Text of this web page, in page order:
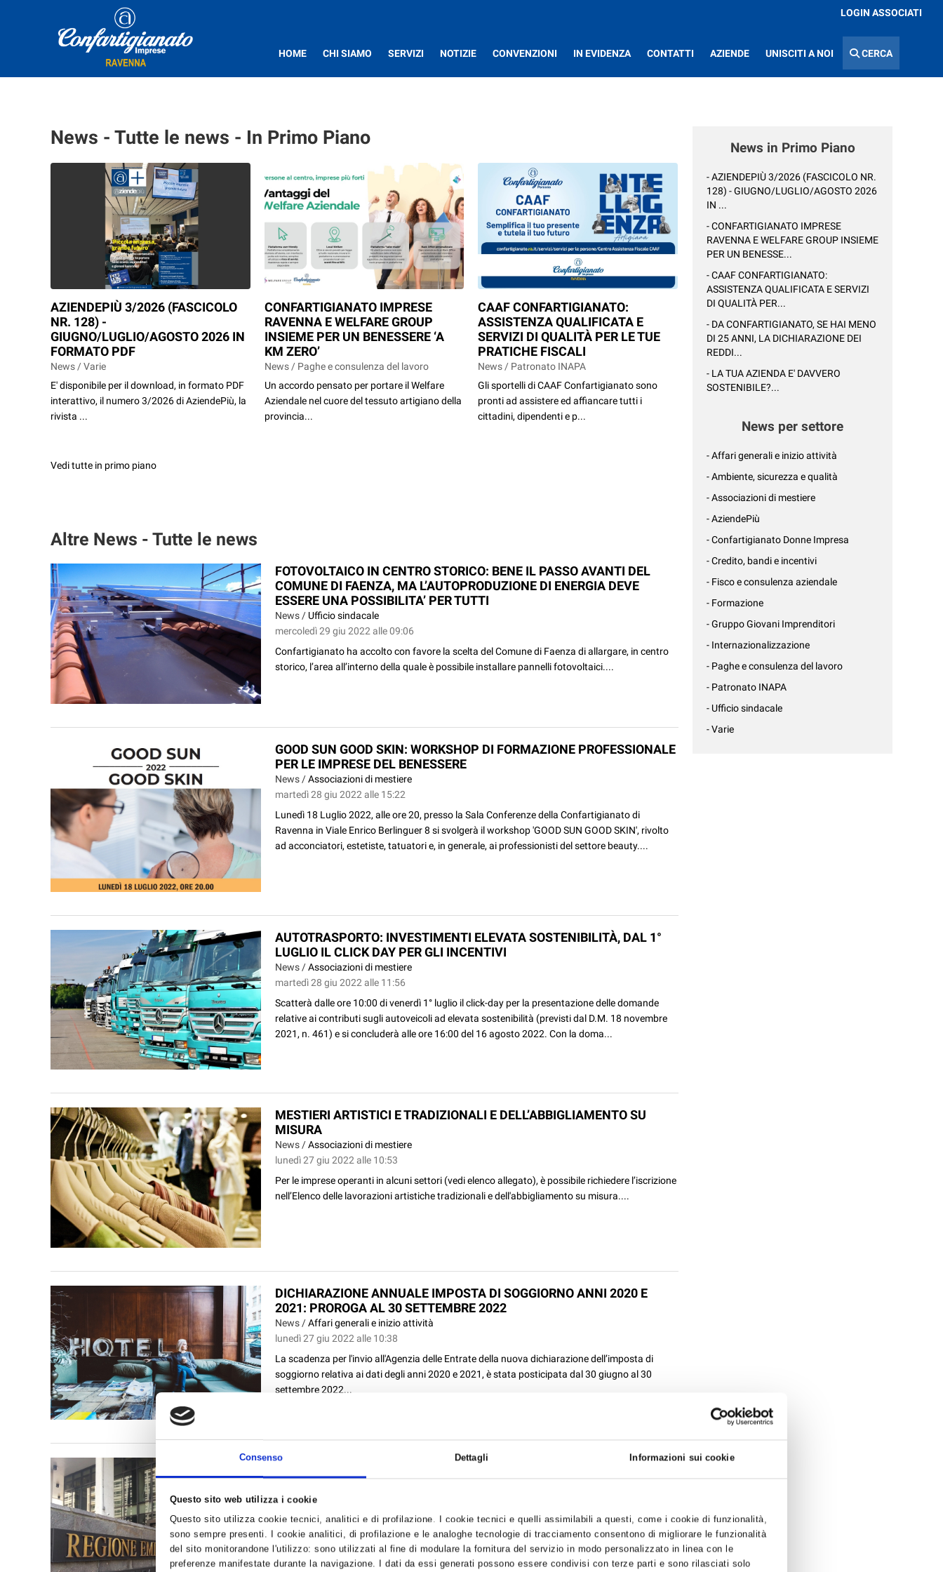
Consenso Dettagli Informazioni sui cookie
Questo sito web utilizza i cookie
Questo sito utilizza cookie tecnici, analitici e di profilazione. I cookie tecnici e quelli assimilabili a questi, come i cookie di funzionalità,
sono sempre presenti. I cookie analitici, di profilazione e le analoghe tecnologie di tracciamento consentono di migliorare le funzionalità
del sito monitorandone l'utilizzo: sono utilizzati al fine di modulare la fornitura del servizio in modo personalizzato in linea con le
preferenze manifestate durante la navigazione. I dati da essi generati possono essere condivisi con terze parti e sono rilasciati solo
LOGIN ASSOCIATI
HOME CHI SIAMO SERVIZI NOTIZIE CONVENZIONI IN EVIDENZA CONTATTI AZIENDE UNISCITI A NOI CERCA
News - Tutte le news - In Primo Piano
AZIENDEPIÙ 3/2026 (FASCICOLO
NR. 128) -
GIUGNO/LUGLIO/AGOSTO 2026 IN
FORMATO PDF
News / Varie
E' disponibile per il download, in formato PDF
interattivo, il numero 3/2026 di AziendePiù, la
rivista ...
CONFARTIGIANATO IMPRESE
RAVENNA E WELFARE GROUP
INSIEME PER UN BENESSERE ‘A
KM ZERO’
News / Paghe e consulenza del lavoro
Un accordo pensato per portare il Welfare
Aziendale nel cuore del tessuto artigiano della
provincia...
CAAF CONFARTIGIANATO:
ASSISTENZA QUALIFICATA E
SERVIZI DI QUALITÀ PER LE TUE
PRATICHE FISCALI
News / Patronato INAPA
Gli sportelli di CAAF Confartigianato sono
pronti ad assistere ed affiancare tutti i
cittadini, dipendenti e p...
Vedi tutte in primo piano
Altre News - Tutte le news
FOTOVOLTAICO IN CENTRO STORICO: BENE IL PASSO AVANTI DEL
COMUNE DI FAENZA, MA L’AUTOPRODUZIONE DI ENERGIA DEVE
ESSERE UNA POSSIBILITA’ PER TUTTI
News / Ufficio sindacale
mercoledì 29 giu 2022 alle 09:06
Confartigianato ha accolto con favore la scelta del Comune di Faenza di allargare, in centro
storico, l’area all’interno della quale è possibile installare pannelli fotovoltaici....
GOOD SUN GOOD SKIN: WORKSHOP DI FORMAZIONE PROFESSIONALE
PER LE IMPRESE DEL BENESSERE
News /Associazioni di mestiere
martedì 28 giu 2022 alle 15:22
Lunedì 18 Luglio 2022, alle ore 20, presso la Sala Conferenze della Confartigianato di
Ravenna in Viale Enrico Berlinguer 8 si svolgerà il workshop 'GOOD SUN GOOD SKIN', rivolto
ad acconciatori, estetiste, tatuatori e, in generale, ai professionisti del settore beauty....
AUTOTRASPORTO: INVESTIMENTI ELEVATA SOSTENIBILITÀ, DAL 1°
LUGLIO IL CLICK DAY PER GLI INCENTIVI
News /Associazioni di mestiere
martedì 28 giu 2022 alle 11:56
Scatterà dalle ore 10:00 di venerdì 1° luglio il click-day per la presentazione delle domande
relative ai contributi sugli autoveicoli ad elevata sostenibilità (previsti dal D.M. 18 novembre
2021, n. 461) e si concluderà alle ore 16:00 del 16 agosto 2022. Con la doma...
MESTIERI ARTISTICI E TRADIZIONALI E DELL’ABBIGLIAMENTO SU
MISURA
News /Associazioni di mestiere
lunedì 27 giu 2022 alle 10:53
Per le imprese operanti in alcuni settori (vedi elenco allegato), è possibile richiedere l’iscrizione
nell’Elenco delle lavorazioni artistiche tradizionali e dell'abbigliamento su misura....
DICHIARAZIONE ANNUALE IMPOSTA DI SOGGIORNO ANNI 2020 E
2021: PROROGA AL 30 SETTEMBRE 2022
News /Affari generali e inizio attività
lunedì 27 giu 2022 alle 10:38
La scadenza per l'invio all'Agenzia delle Entrate della nuova dichiarazione dell’imposta di
soggiorno relativa ai dati degli anni 2020 e 2021, è stata posticipata dal 30 giugno al 30
settembre 2022...
CONTRIBUTI PER LA PARTECIPAZIONE A EVENTI FIERISTICI - ANNO
2022
News / Credito, bandi e incentivi
La Regione Emilia Romagna, ha emanato un bando per favorire la promozione internazionale
delle PMI e la diversificazione dei mercati. Il bando supporta progetti in grado di favorire
l’accesso a nuovi mercati di sbocco e a nuovi canali di vendita soprattutto digitali,
News in Primo Piano
- AZIENDEPIÙ 3/2026 (FASCICOLO NR.
128) - GIUGNO/LUGLIO/AGOSTO 2026
IN ...
- CONFARTIGIANATO IMPRESE
RAVENNA E WELFARE GROUP INSIEME
PER UN BENESSE...
- CAAF CONFARTIGIANATO:
ASSISTENZA QUALIFICATA E SERVIZI
DI QUALITÀ PER...
- DA CONFARTIGIANATO, SE HAI MENO
DI 25 ANNI, LA DICHIARAZIONE DEI
REDDI...
- LA TUA AZIENDA E' DAVVERO
SOSTENIBILE?...
News per settore
- Affari generali e inizio attività
- Ambiente, sicurezza e qualità
- Associazioni di mestiere
- AziendePiù
- Confartigianato Donne Impresa
- Credito, bandi e incentivi
- Fisco e consulenza aziendale
- Formazione
- Gruppo Giovani Imprenditori
- Internazionalizzazione
- Paghe e consulenza del lavoro
- Patronato INAPA
- Ufficio sindacale
- Varie